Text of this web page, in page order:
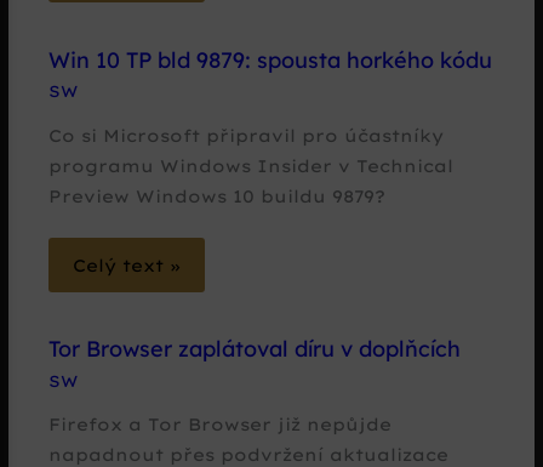
Win 10 TP bld 9879: spousta horkého kódu
SW
Co si Microsoft připravil pro účastníky
programu Windows Insider v Technical
Preview Windows 10 buildu 9879?
Celý text »
Tor Browser zaplátoval díru v doplňcích
SW
Firefox a Tor Browser již nepůjde
napadnout přes podvržení aktualizace